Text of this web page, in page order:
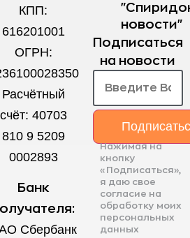
КПП:
616201001
ОГРН:
Расчётный
счёт: 40703
810 9 5209
0002893
Банк
Сбербанк
новости"
Подписаться
на новости
Нажимая на
кнопку
«Подписаться»,
я даю свое
согласие на
обработку моих
персональных
данных